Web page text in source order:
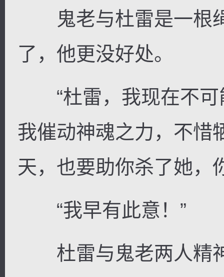
鬼老与杜雷是一根
了，他更没好处。
“杜雷，我现在不可
我催动神魂之力，不惜
天，也要助你杀了她，
“我早有此意！”
杜雷与鬼老两人精